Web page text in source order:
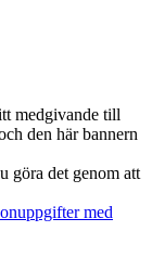
medgivande till
den här bannern
göra det genom att
med